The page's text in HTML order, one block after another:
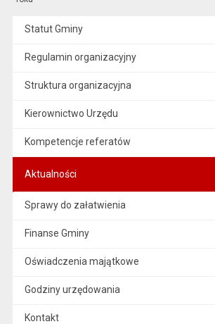
Statut Gminy
Regulamin organizacyjny
Struktura organizacyjna
Kierownictwo Urzędu
Kompetencje referatów
Aktualności
Sprawy do załatwienia
Finanse Gminy
Oświadczenia majątkowe
Godziny urzędowania
Kontakt